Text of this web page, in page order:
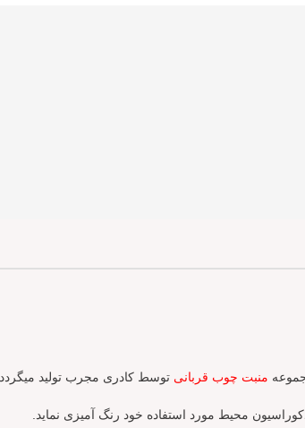
منبت چوب قربانی توسط کادری مجرب تولید میگردد.
محیط مورد استفاده خود رنگ آمیزی نماید.